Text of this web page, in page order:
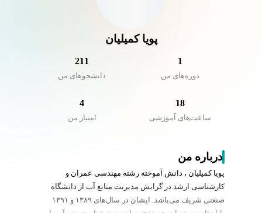
پویا کمیلیان
1
دوره‌های من
211
دانشجو‌های من
18
ساعت‌های آموزشی
4
امتیاز من
درباره من
پویا کمیلیان ، دانش آموخته رشته مهندسی عمران و
کارشناسی ارشد در گرایش مدیریت منابع آب از دانشگاه
صنعتی شریف می‌باشد. ایشان در سال‌های ۱۳۸۹ و ۱۳۹۱